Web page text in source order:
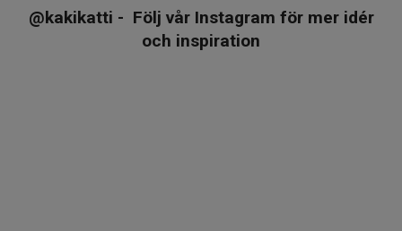
@kakikatti - Följ vår Instagram för mer idér
och inspiration